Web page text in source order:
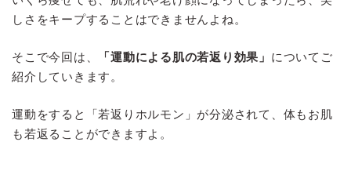
しさをキープすることはできませんよね。
そこで今回は、 「運動による肌の若返り効果」 についてご
紹介していきます。
運動をすると「若返りホルモン」が分泌されて、体もお肌
も若返ることができますよ。